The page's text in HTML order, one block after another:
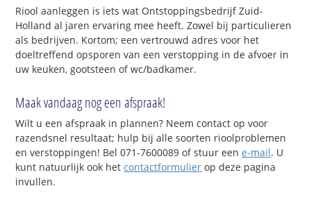
Riool aanleggen is iets wat Ontstoppingsbedrijf Zuid-
Holland al jaren ervaring mee heeft. Zowel bij particulieren
als bedrijven. Kortom; een vertrouwd adres voor het
doeltreffend opsporen van een verstopping in de afvoer in
uw keuken, gootsteen of wc/badkamer.
Maak vandaag nog een afspraak!
Wilt u een afspraak in plannen? Neem contact op voor
razendsnel resultaat; hulp bij alle soorten rioolproblemen
en verstoppingen! Bel 071-7600089 of stuur eene-mail. U
kunt natuurlijk ook hetcontactformulier op deze pagina
invullen.